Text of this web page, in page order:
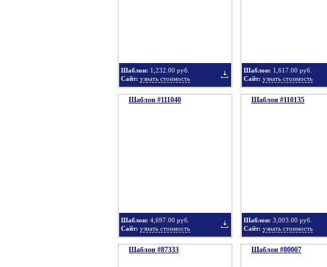
Шаблон: 1,232.00 руб.
Сайт: узнать стоимость
Шаблон: 1,617.00 руб.
Сайт: узнать стоимость
Шаблон #111040
Шаблон: 4,697.00 руб.
Сайт: узнать стоимость
Шаблон #110135
Шаблон: 3,003.00 руб.
Сайт: узнать стоимость
Шаблон #87333 Шаблон #80007